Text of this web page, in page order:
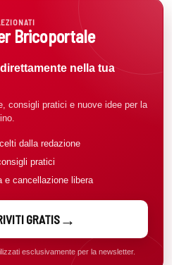
Bricoportale
nella tua
consigli pratici e nuove idee per la
dalla redazione
pratici
e cancellazione libera
GRATIS
esclusivamente per la newsletter.